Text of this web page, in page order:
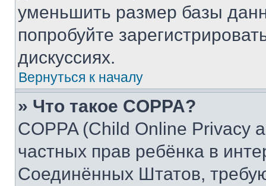
уменьшить размер базы
попробуйте
дискуссиях.
Вернуться к началу
» Что такое COPPA?
COPPA (Child Online Privacy
частных прав ребёнка в
Соединённых Штатов,